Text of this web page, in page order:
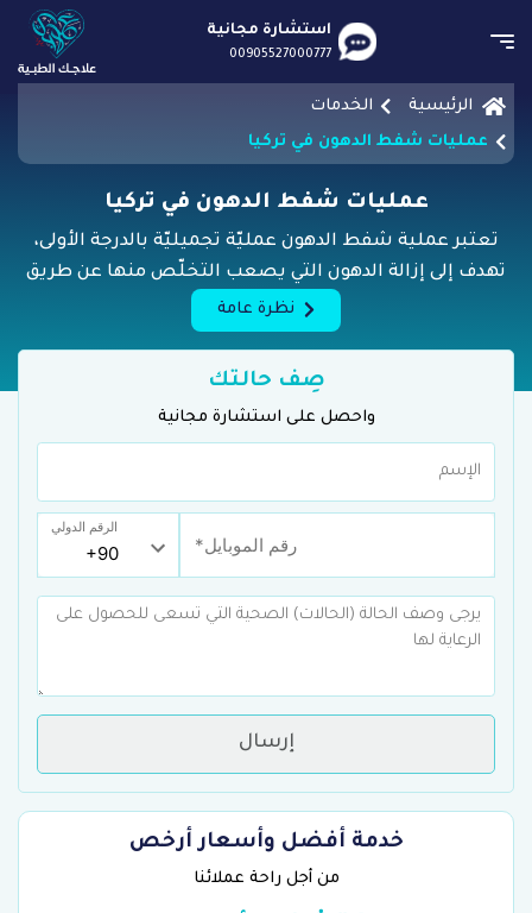
استشارة مجانية
00905527000777
الرئيسية
الخدمات
عمليات شفط الدهون في تركيا
عمليات شفط الدهون في تركيا
تعتبر عملية شفط الدهون عمليّة تجميليّة بالدرجة الأولى،
تهدف إلى إزالة الدهون التي يصعب التخلّص منها عن طريق
التمارين الرياضيّة والحِمية الغذائيّة
نظرة عامة
صِف حالتك
واحصل على استشارة مجانية
الرقم الدولي
إرسال
خدمة أفضل وأسعار أرخص
من أجل راحة عملائنا